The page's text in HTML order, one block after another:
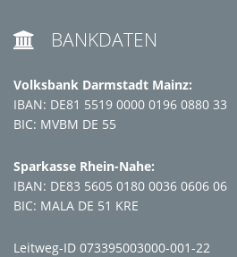
 BANKDATEN
Volksbank Darmstadt Mainz:
IBAN: DE81 5519 0000 0196 0880 33
BIC: MVBM DE 55
Sparkasse Rhein-Nahe:
IBAN: DE83 5605 0180 0036 0606 06
BIC: MALA DE 51 KRE
Leitweg-ID 073395003000-001-22